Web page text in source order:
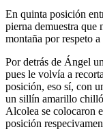
En quinta posición
pierna demuestra que
montaña por respeto a
Por detrás de Ángel
pues le volvía a
posición, eso sí, con
un sillín amarillo
Alcolea se colocaron
posición